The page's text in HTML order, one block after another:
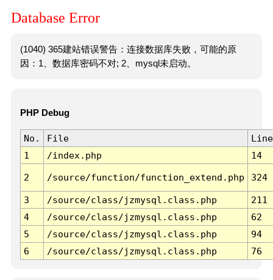
Database Error
(1040) 365建站错误警告：连接数据库失败，可能的原
因：1、数据库密码不对; 2、mysql未启动。
PHP Debug
No. File
Line
1
/index.php 14
2 /source/function/function_extend.php 324
3 /source/class/jzmysql.class.php
211
4
/source/class/jzmysql.class.php
62
5
/source/class/jzmysql.class.php
94
6
/source/class/jzmysql.class.php 76